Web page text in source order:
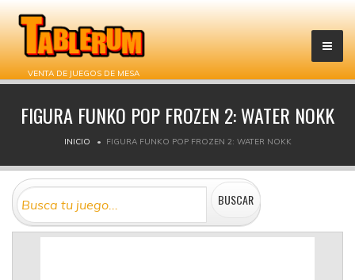
VENTA DE JUEGOS DE MESA
FIGURA FUNKO POP FROZEN 2: WATER NOKK
INICIO FIGURA FUNKO POP FROZEN 2: WATER NOKK